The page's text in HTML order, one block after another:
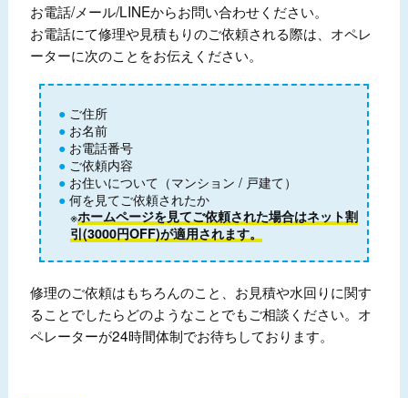
お電話/メール/LINEからお問い合わせください。
お電話にて修理や見積もりのご依頼される際は、オペレ
ーターに次のことをお伝えください。
ご住所
お名前
お電話番号
ご依頼内容
お住いについて（マンション / 戸建て）
何を見てご依頼されたか
※ホームページを見てご依頼された場合はネット割
引(3000円OFF)が適用されます。
修理のご依頼はもちろんのこと、お見積や水回りに関す
ることでしたらどのようなことでもご相談ください。オ
ペレーターが24時間体制でお待ちしております。